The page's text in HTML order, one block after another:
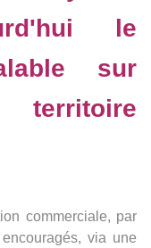
le
sur
commerciale, par
via une